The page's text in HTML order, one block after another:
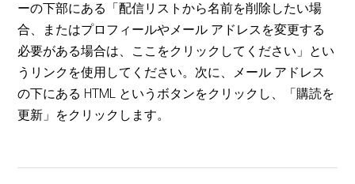
ーの下部にある「配信リストから名前を削除したい場
合、またはプロフィールやメール アドレスを変更する
必要がある場合は、ここをクリックしてください」とい
うリンクを使用してください。次に、メール アドレス
の下にある HTML というボタンをクリックし、「購読を
更新」をクリックします。